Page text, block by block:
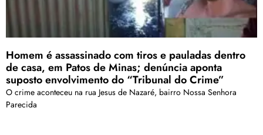
Homem é assassinado com tiros e pauladas dentro
de casa, em Patos de Minas; denúncia aponta
suposto envolvimento do “Tribunal do Crime”
O crime aconteceu na rua Jesus de Nazaré, bairro Nossa Senhora
Parecida